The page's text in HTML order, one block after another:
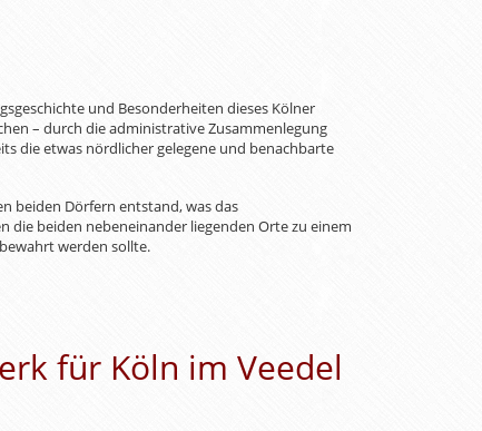
und Besonderheiten dieses Kölner
– durch die administrative Zusammenlegung
die etwas nördlicher gelegene und benachbarte
beiden Dörfern entstand, was das
die beiden nebeneinander liegenden Orte zu einem
werden sollte.
für Köln im Veedel